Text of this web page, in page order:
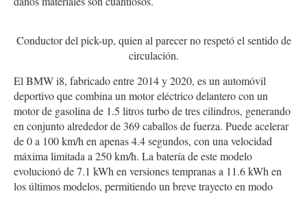
Conductor del pick-up, quien al parecer no respetó el sentido de
circulación.
El BMW i8, fabricado entre 2014 y 2020, es un automóvil
deportivo que combina un motor eléctrico delantero con un
motor de gasolina de 1.5 litros turbo de tres cilindros, generando
en conjunto alrededor de 369 caballos de fuerza. Puede acelerar
de 0 a 100 km/h en apenas 4.4 segundos, con una velocidad
máxima limitada a 250 km/h. La batería de este modelo
evolucionó de 7.1 kWh en versiones tempranas a 11.6 kWh en
los últimos modelos, permitiendo un breve trayecto en modo